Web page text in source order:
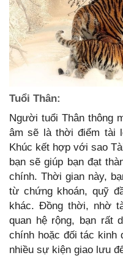
Tuổi Thân:
Người tuổi Thân thông
âm sẽ là thời điểm tài
Khúc kết hợp với sao
bạn sẽ giúp bạn đạt
chính. Thời gian này,
từ chứng khoán, quỹ
khác. Đồng thời, nhờ
quan hệ rộng, bạn rất
chính hoặc đối tác kinh
nhiều sự kiện giao lưu